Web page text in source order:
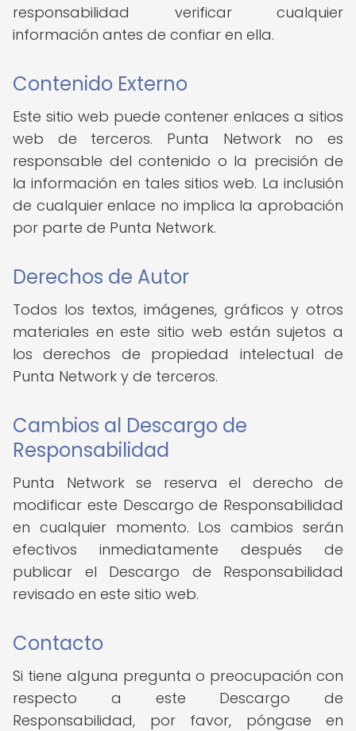
responsabilidad verificar cualquier
información antes de confiar en ella.
Contenido Externo
Este sitio web puede contener enlaces a sitios
web de terceros. Punta Network no es
responsable del contenido o la precisión de
la información en tales sitios web. La inclusión
de cualquier enlace no implica la aprobación
por parte de Punta Network.
Derechos de Autor
Todos los textos, imágenes, gráficos y otros
materiales en este sitio web están sujetos a
los derechos de propiedad intelectual de
Punta Network y de terceros.
Cambios al Descargo de
Responsabilidad
Punta Network se reserva el derecho de
modificar este Descargo de Responsabilidad
en cualquier momento. Los cambios serán
efectivos inmediatamente después de
publicar el Descargo de Responsabilidad
revisado en este sitio web.
Contacto
Si tiene alguna pregunta o preocupación con
respecto a este Descargo de
Responsabilidad, por favor, póngase en